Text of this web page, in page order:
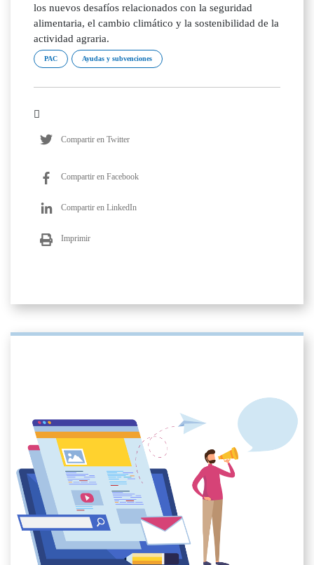
los nuevos desafíos relacionados con la seguridad
alimentaria, el cambio climático y la sostenibilidad de la
actividad agraria.
PAC Ayudas y subvenciones
Compartir en Twitter
Compartir en Facebook
Compartir en LinkedIn
Imprimir